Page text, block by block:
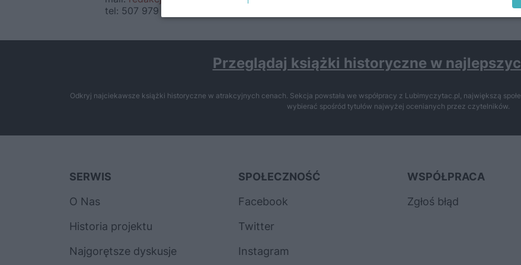
tel: 507 979 054
Przeglądaj książki historyczne w
Odkryj najciekawsze książki historyczne w atrakcyjnych cenach. Sekcja powstała we współpracy z Lubimyczytac.pl, największą
wybierać spośród tytułów najwyżej ocenianych przez czytelników.
SERWIS
O Nas
Historia projektu
Najgorętsze dyskusje
SPOŁECZNOŚĆ
Facebook
Twitter
Instagram
WSPÓŁPRACA
Zgłoś błąd